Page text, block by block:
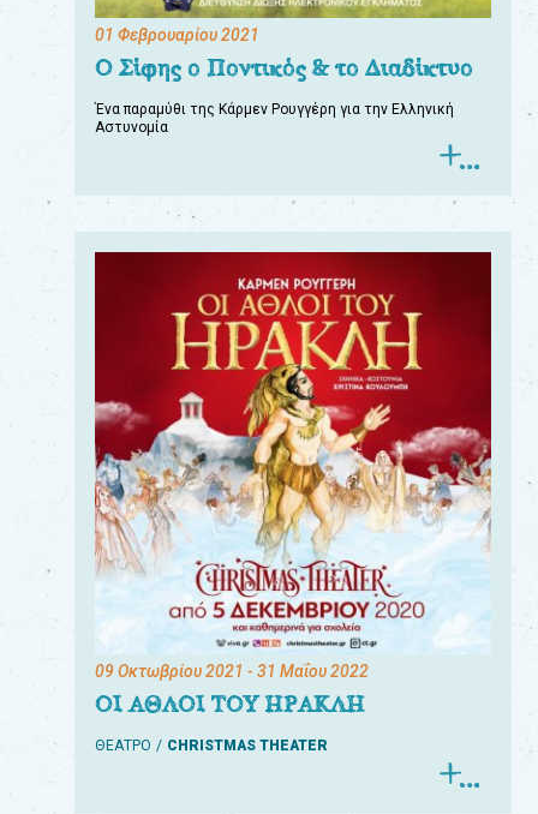
01 Φεβρουαρίου 2021
Ο Σίφης ο Ποντικός & το Διαδίκτυο
Ένα παραμύθι της Κάρμεν Ρουγγέρη για την Ελληνική
Αστυνομία
09 Οκτωβρίου 2021 - 31 Μαΐου 2022
ΟΙ ΑΘΛΟΙ ΤΟΥ ΗΡΑΚΛΗ
ΘΕΑΤΡΟ CHRISTMAS THEATER